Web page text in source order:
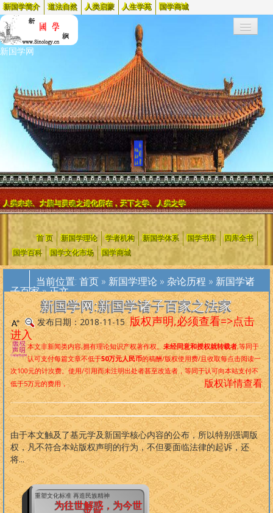
新国学简介 道法自然 人类启蒙 人生学苑 国学商城
新国学网
人类未来、大脑与灵魂之进化所在，天下之学、人类之学
新国学网起始于1999年，2002年更名为新国学网
，是中国最早的两个
国学网站之一，蜚声海内外，被国内外众多媒体、院校和机构(含政府
等)链接和引用，电脑时代日流量高达到一百万。
新国学网是新国学的创建者，是对中国旧腐文化进行变革的大力推行
，是中国首位且唯一的以自然科学为基础标准审视、梳理和改造传
统文化及其宗教的代表。再造华夏文化标准，重塑华夏民族精神，是
新国学网一直倡导的口号，现在，新国学理论已经是一个非常完备、
深度范畴远超旧国学/西学的系统性理论，未来世界社会结构。
版权必读
道学入
门
道教人
物
内丹修
炼
外丹阐
幽
养生撷
粹
道家文
化
佛学采
珍
拳术精
选
大
学
中
庸
论
语
孟
子
周
易
诗
经
尚
书
礼
记
春秋左
传
古典小说
现代小说 古典诗词 现代诗歌 外国文学 名家文集 另类作品
笑话大全
武侠小说
言情小说 古典散文 现代散文 纪实文学 人物传记 热门作品
原创作品
侦探小说
科幻小说 诸子百家 哲学宗教 文学常识 马列主义 文学理论 四库全书
首 页 新国学理论 学者机构 新国学体系 国学书库
四库全书
国学百科
国学文化市场 国学商城
当前位置: 首页 » 新国学理论 » 杂论历程 » 新国学诸
子百家» 正文
新国学网:新国学诸子百家之法家
发布日期：2018-11-15版权声明,必须查看=>点击
进入
本文非新闻类内容,拥有理论知识产权著作权。 未经同意和授权就转载者,等同于
认可支付每篇文章不低于50万元人民币的稿酬/版权使用费/且收取每点击阅读一
次100元的计次费。使用/引用而未注明出处者甚至改造者，等同于认可向本站支付不
低于5万元的费用，
版权详情查看
由于本文触及了基元学及新国学核心内容的公布，所以特别强调版
权，凡不符合本站版权声明的行为，不但要面临法律的起诉，还
将...
重塑文化标准 再造民族精神
为往世解惑，为今世